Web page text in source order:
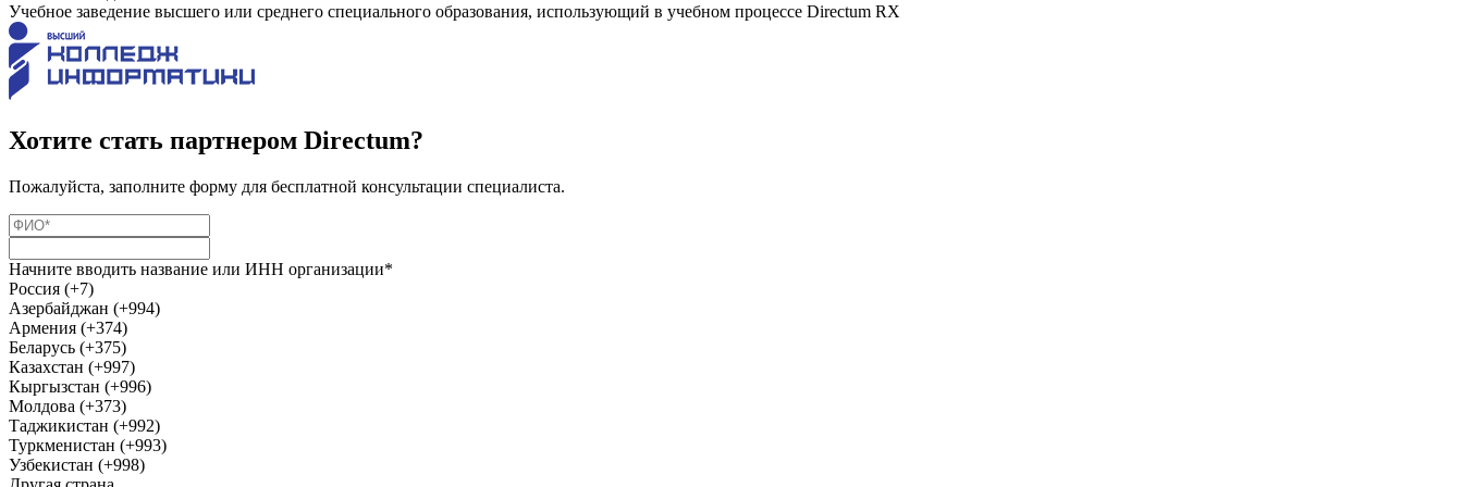
Учебное заведение высшего или среднего специального образования, использующий в учебном процессе Directum RX
Хотите стать партнером Directum?
Пожалуйста, заполните форму для бесплатной консультации специалиста.
Начните вводить название или ИНН организации*
Россия (+7)
Азербайджан (+994)
Армения (+374)
Беларусь (+375)
Казахстан (+997)
Кыргызстан (+996)
Молдова (+373)
Таджикистан (+992)
Туркменистан (+993)
Узбекистан (+998)